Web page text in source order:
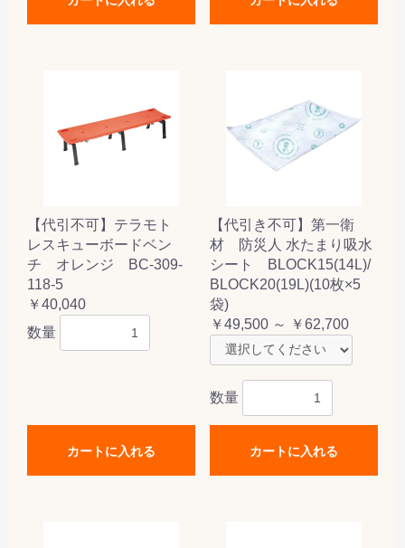
【代引不可】テラモト
レスキューボードベン
チ オレンジ BC-309-
118-5
￥40,040
数量
カートに入れる
【代引き不可】第一衛
材 防災人 水たまり吸水
シート BLOCK15(14L)/
BLOCK20(19L)(10枚×5
袋)
￥49,500 ～ ￥62,700
数量
カートに入れる